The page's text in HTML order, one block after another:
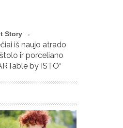
Story →
iš naujo atrado
ir porceliano
by ISTO“